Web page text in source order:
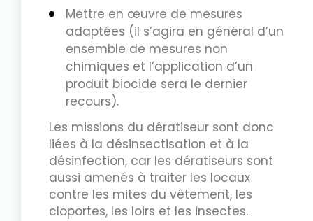
Mettre en œuvre de mesures
adaptées (il s’agira en général d’un
ensemble de mesures non
chimiques et l’application d’un
produit biocide sera le dernier
recours).
Les missions du dératiseur sont donc
liées à la désinsectisation et à la
désinfection, car les dératiseurs sont
aussi amenés à traiter les locaux
contre les mites du vêtement, les
cloportes, les loirs et les insectes.